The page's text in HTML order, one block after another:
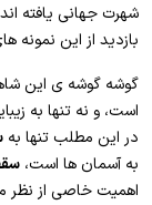
شهرت جهانی یافته
بازدید از این نمونه
گوشه گوشه ی این
است، و نه تنها به
در این مطلب تنها به
به آسمان ها است،
اهمیت خاصی از نظر